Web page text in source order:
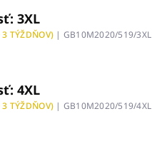
3XL
TÝŽDŇOV) | GB10M2020/519/3XL
4XL
TÝŽDŇOV) | GB10M2020/519/4XL